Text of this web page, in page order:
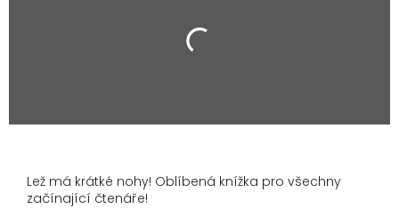
Lež má krátké nohy! Oblíbená knížka pro všechny
začínající čtenáře!